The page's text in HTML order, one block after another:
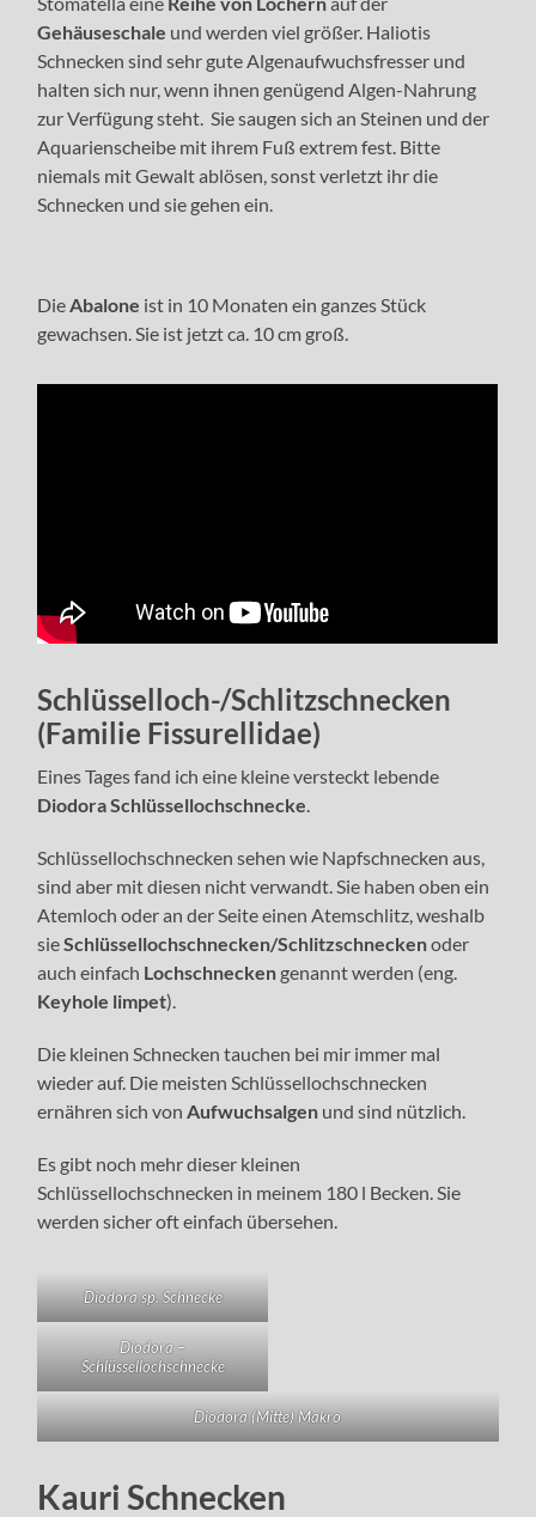
Gehäuseschale und werden viel größer. Haliotis
Schnecken sind sehr gute Algenaufwuchsfresser und
halten sich nur, wenn ihnen genügend Algen-Nahrung
zur Verfügung steht. Sie saugen sich an Steinen und der
Aquarienscheibe mit ihrem Fuß extrem fest. Bitte
niemals mit Gewalt ablösen, sonst verletzt ihr die
Schnecken und sie gehen ein.
DieAbalone ist in 10 Monaten ein ganzes Stück
gewachsen. Sie ist jetzt ca. 10 cm groß.
Schlüsselloch-/Schlitzschnecken
(Familie Fissurellidae)
Eines Tages fand ich eine kleine versteckt lebende
Diodora Schlüssellochschnecke.
Schlüssellochschnecken sehen wie Napfschnecken aus,
sind aber mit diesen nicht verwandt. Sie haben oben ein
Atemloch oder an der Seite einen Atemschlitz, weshalb
sieSchlüssellochschnecken/Schlitzschneckenoder
auch einfach Lochschnecken genannt werden (eng.
Keyhole limpet).
Die kleinen Schnecken tauchen bei mir immer mal
wieder auf. Die meisten Schlüssellochschnecken
ernähren sich von Aufwuchsalgen und sind nützlich.
Es gibt noch mehr dieser kleinen
Schlüssellochschnecken in meinem 180 l Becken. Sie
werden sicher oft einfach übersehen.
Diodora sp. Schnecke
Diodora –
Schlüssellochschnecke
Diodora (Mitte) Makro
Kauri Schnecken